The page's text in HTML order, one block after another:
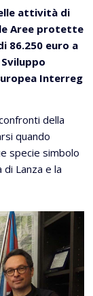
attività di
Aree protette
86.250 euro a
Interreg
della
quando
specie simbolo
Lanza e la